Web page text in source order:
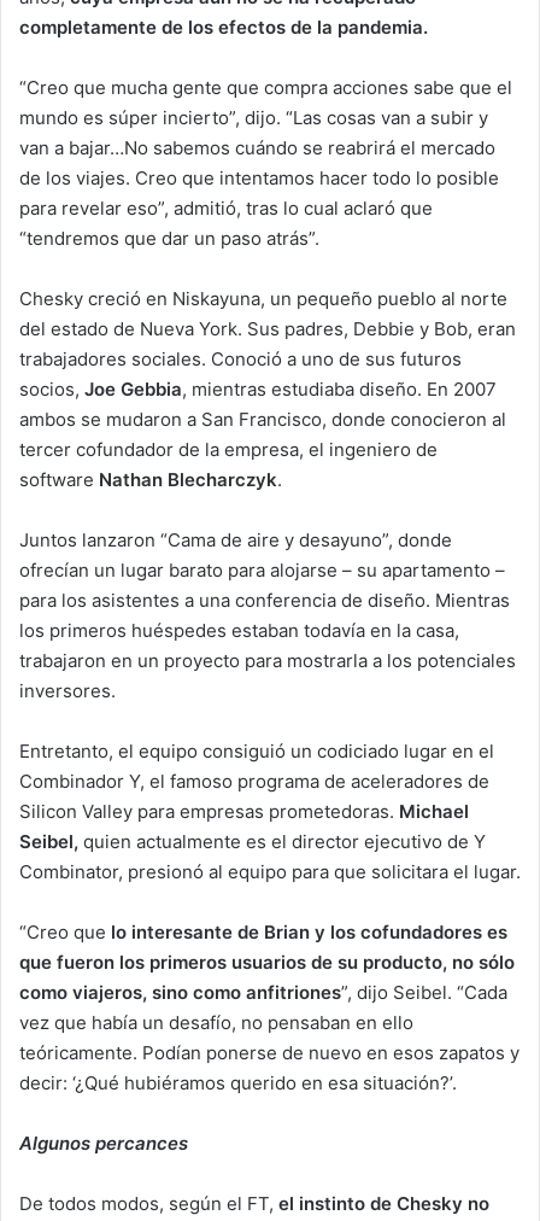
completamente de los efectos de la pandemia.
“Creo que mucha gente que compra acciones sabe que el
mundo es súper incierto”, dijo. “Las cosas van a subir y
van a bajar…No sabemos cuándo se reabrirá el mercado
de los viajes. Creo que intentamos hacer todo lo posible
para revelar eso”, admitió, tras lo cual aclaró que
“tendremos que dar un paso atrás”.
Chesky creció en Niskayuna, un pequeño pueblo al norte
del estado de Nueva York. Sus padres, Debbie y Bob, eran
trabajadores sociales. Conoció a uno de sus futuros
socios, Joe Gebbia, mientras estudiaba diseño. En 2007
ambos se mudaron a San Francisco, donde conocieron al
tercer cofundador de la empresa, el ingeniero de
software Nathan Blecharczyk.
Juntos lanzaron “Cama de aire y desayuno”, donde
ofrecían un lugar barato para alojarse – su apartamento –
para los asistentes a una conferencia de diseño. Mientras
los primeros huéspedes estaban todavía en la casa,
trabajaron en un proyecto para mostrarla a los potenciales
inversores.
Entretanto, el equipo consiguió un codiciado lugar en el
Combinador Y, el famoso programa de aceleradores de
Silicon Valley para empresas prometedoras. Michael
Seibel, quien actualmente es el director ejecutivo de Y
Combinator, presionó al equipo para que solicitara el lugar.
“Creo que lo interesante de Brian y los cofundadores es
que fueron los primeros usuarios de su producto, no sólo
como viajeros, sino como anfitriones”, dijo Seibel. “Cada
vez que había un desafío, no pensaban en ello
teóricamente. Podían ponerse de nuevo en esos zapatos y
decir: ‘¿Qué hubiéramos querido en esa situación?’.
Algunos percances
De todos modos, según el FT, el instinto de Chesky no